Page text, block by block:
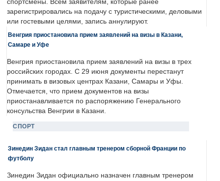
спортсмены. Всем заявителям, которые ранее
зарегистрировались на подачу с туристическими, деловыми
или гостевыми целями, запись аннулируют.
Венгрия приостановила прием заявлений на визы в Казани,
Самаре и Уфе
Венгрия приостановила прием заявлений на визы в трех
российских городах. С 29 июня документы перестанут
принимать в визовых центрах Казани, Самары и Уфы.
Отмечается, что прием документов на визы
приостанавливается по распоряжению Генерального
консульства Венгрии в Казани.
СПОРТ
Зинедин Зидан стал главным тренером сборной Франции по
футболу
Зинедин Зидан официально назначен главным тренером